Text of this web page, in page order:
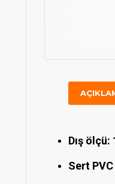
Dış
Sert PVC